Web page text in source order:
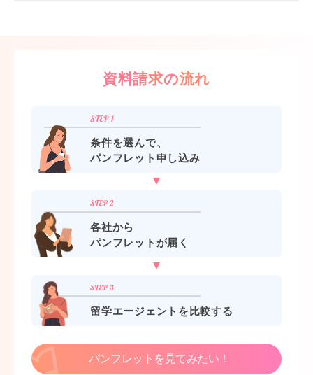
資料請求の流れ
条件を選んで、
パンフレット申し込み
各社から
パンフレットが届く
留学エージェントを比較する
パンフレットを見てみたい！